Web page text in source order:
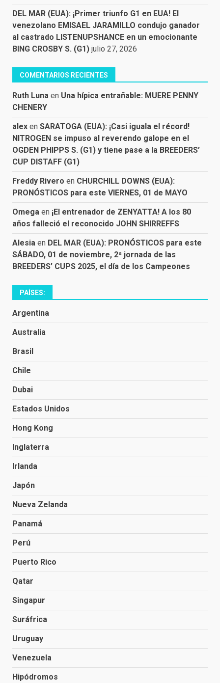
DEL MAR (EUA): ¡Primer triunfo G1 en EUA! El
venezolano EMISAEL JARAMILLO condujo ganador
al castrado LISTENUPSHANCE en un emocionante
BING CROSBY S. (G1) julio 27, 2026
COMENTARIOS RECIENTES
Ruth Luna en Una hípica entrañable: MUERE PENNY
CHENERY
alex en SARATOGA (EUA): ¡Casi iguala el récord!
NITROGEN se impuso al reverendo galope en el
OGDEN PHIPPS S. (G1) y tiene pase a la BREEDERS’
CUP DISTAFF (G1)
Freddy Rivero en CHURCHILL DOWNS (EUA):
PRONÓSTICOS para este VIERNES, 01 de MAYO
Omega en ¡El entrenador de ZENYATTA! A los 80
años falleció el reconocido JOHN SHIRREFFS
Alesia en DEL MAR (EUA): PRONÓSTICOS para este
SÁBADO, 01 de noviembre, 2ª jornada de las
BREEDERS’ CUPS 2025, el día de los Campeones
PAÍSES:
Argentina
Australia
Brasil
Chile
Dubai
Estados Unidos
Hong Kong
Inglaterra
Irlanda
Japón
Nueva Zelanda
Panamá
Perú
Puerto Rico
Qatar
Singapur
Suráfrica
Uruguay
Venezuela
Hipódromos